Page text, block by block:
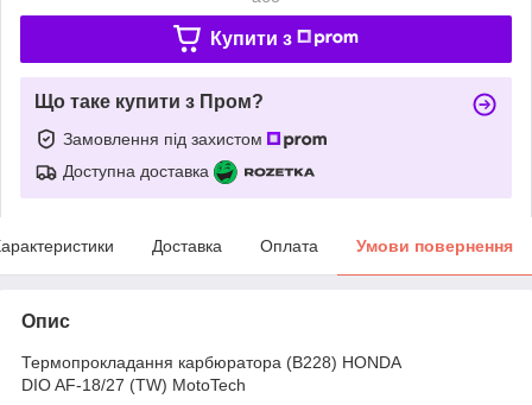
Купити з
Що таке купити з Пром?
Замовлення під захистом
Доступна доставка
Доставка Оплата Умови повернення
Опис
Термопрокладання карбюратора (B228) HONDA
DIO AF-18/27 (TW) MotoTech